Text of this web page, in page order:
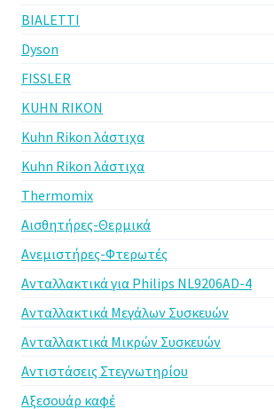
BIALETTI
Dyson
FISSLER
KUHN RIKON
Kuhn Rikon λάστιχα
Kuhn Rikon λάστιχα
Thermomix
Αισθητήρες-Θερμικά
Ανεμιστήρες-Φτερωτές
Ανταλλακτικά για Philips NL9206AD-4
Ανταλλακτικά Μεγάλων Συσκευών
Ανταλλακτικά Μικρών Συσκευών
Αντιστάσεις Στεγνωτηρίου
Αξεσουάρ καφέ